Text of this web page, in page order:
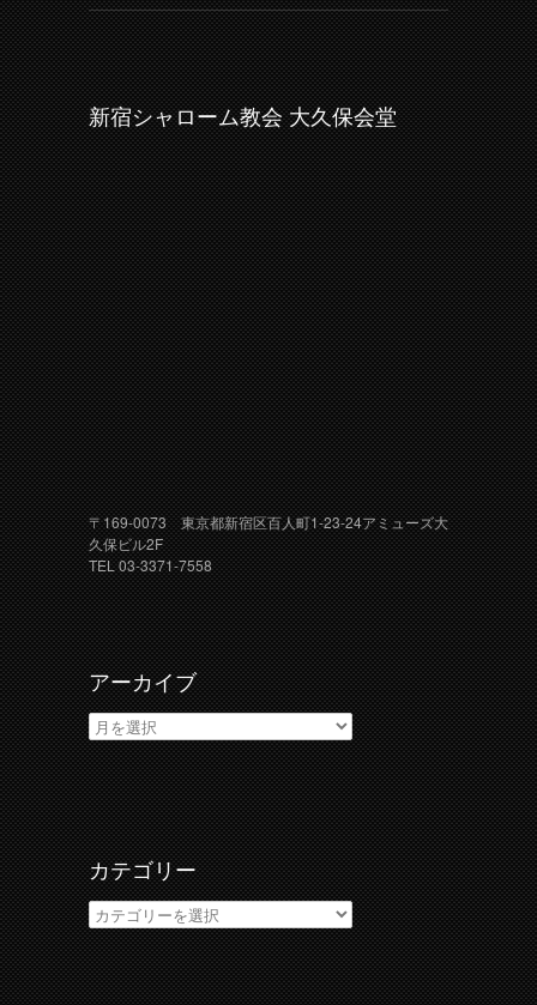
新宿シャローム教会 大久保会堂
〒169-0073 東京都新宿区百人町1-23-24アミューズ大
久保ビル2F
TEL 03-3371-7558
アーカイブ
ア
ー
カ
イ
ブ
カテゴリー
カ
テ
ゴ
リ
ー